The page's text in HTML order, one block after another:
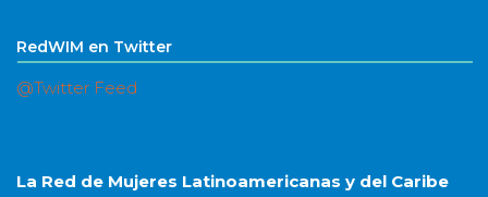
RedWIM en Twitter
@Twitter Feed
La Red de Mujeres Latinoamericanas y del Caribe